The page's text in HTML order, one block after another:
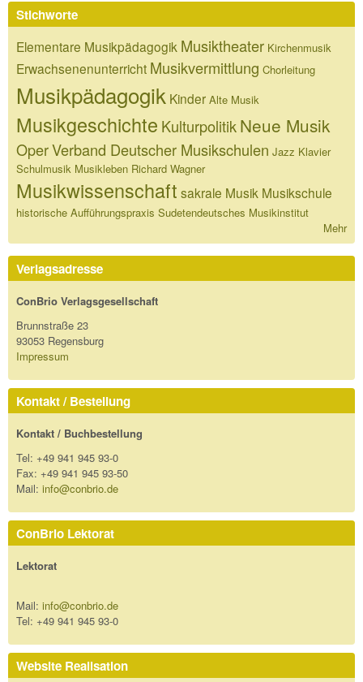
Stichworte
Elementare Musikpädagogik Musiktheater Kirchenmusik
Erwachsenenunterricht Musikvermittlung Chorleitung
Musikpädagogik Kinder Alte Musik
Musikgeschichte KulturpolitikNeue Musik
OperVerband Deutscher Musikschulen Jazz Klavier
Schulmusik Musikleben Richard Wagner
Musikwissenschaft sakrale Musik Musikschule
historische Aufführungspraxis Sudetendeutsches Musikinstitut
Mehr
Verlagsadresse
ConBrio Verlagsgesellschaft
Brunnstraße 23
93053 Regensburg
Impressum
Kontakt / Bestellung
Kontakt / Buchbestellung
Tel: +49 941 945 93-0
Fax: +49 941 945 93-50
Mail: info@conbrio.de
ConBrio Lektorat
Lektorat
Mail: info@conbrio.de
Tel: +49 941 945 93-0
Website Realisation